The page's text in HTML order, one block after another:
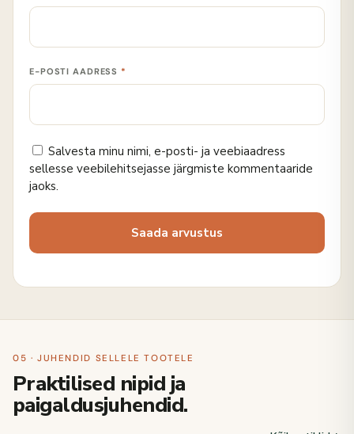
E-POSTI AADRESS *
Salvesta minu nimi, e-posti- ja veebiaadress
sellesse veebilehitsejasse järgmiste kommentaaride
jaoks.
05 · JUHENDID SELLELE TOOTELE
Praktilised nipid ja
paigaldusjuhendid.